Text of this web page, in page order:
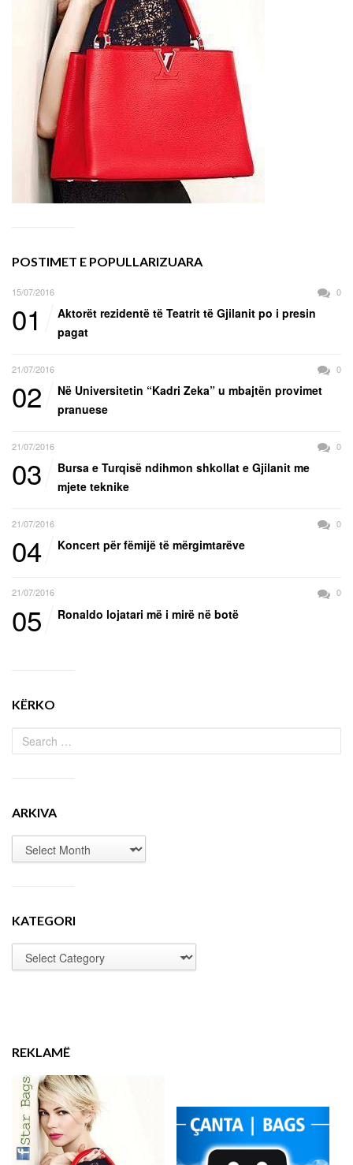
POSTIMET E POPULLARIZUARA
15/07/2016 0
01
Aktorët rezidentë të Teatrit të Gjilanit po i presin
pagat
21/07/2016 0
02
Në Universitetin “Kadri Zeka” u mbajtën provimet
pranuese
21/07/2016 0
03
Bursa e Turqisë ndihmon shkollat e Gjilanit me
mjete teknike
21/07/2016 0
04 Koncert për fëmijë të mërgimtarëve
21/07/2016 0
05 Ronaldo lojatari më i mirë në botë
KËRKO
ARKIVA
KATEGORI
REKLAMË